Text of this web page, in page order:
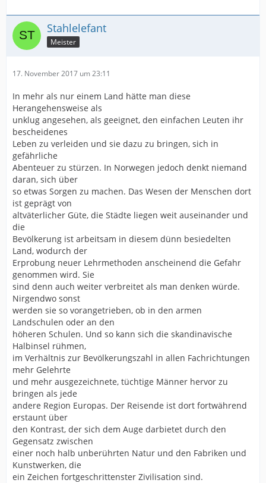
Stahlelefant
Meister
17. November 2017 um 23:11
In mehr als nur einem Land hätte man diese
Herangehensweise als
unklug angesehen, als geeignet, den einfachen Leuten ihr
bescheidenes
Leben zu verleiden und sie dazu zu bringen, sich in
gefährliche
Abenteuer zu stürzen. In Norwegen jedoch denkt niemand
daran, sich über
so etwas Sorgen zu machen. Das Wesen der Menschen dort
ist geprägt von
altväterlicher Güte, die Städte liegen weit auseinander und
die
Bevölkerung ist arbeitsam in diesem dünn besiedelten
Land, wodurch der
Erprobung neuer Lehrmethoden anscheinend die Gefahr
genommen wird. Sie
sind denn auch weiter verbreitet als man denken würde.
Nirgendwo sonst
werden sie so vorangetrieben, ob in den armen
Landschulen oder an den
höheren Schulen. Und so kann sich die skandinavische
Halbinsel rühmen,
im Verhältnis zur Bevölkerungszahl in allen Fachrichtungen
mehr Gelehrte
und mehr ausgezeichnete, tüchtige Männer hervor zu
bringen als jede
andere Region Europas. Der Reisende ist dort fortwährend
erstaunt über
den Kontrast, der sich dem Auge darbietet durch den
Gegensatz zwischen
einer noch halb unberührten Natur und den Fabriken und
Kunstwerken, die
ein Zeichen fortgeschrittenster Zivilisation sind.